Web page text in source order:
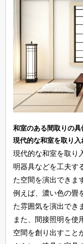
和室のある間取りの具
現代的な和室を取り入
現代的な和室を取り
明器具などを工夫す
た空間を演出できま
例えば、濃い色の畳
た雰囲気を演出でき
また、間接照明を使
空間を創り出すこと